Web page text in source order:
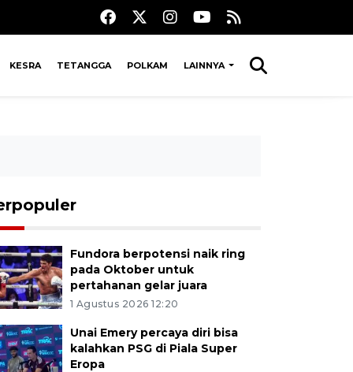
KESRA TETANGGA POLKAM LAINNYA
Fundora berpotensi naik ring
pada Oktober untuk
pertahanan gelar juara
1 Agustus 2026 12:20
Unai Emery percaya diri bisa
kalahkan PSG di Piala Super
Eropa